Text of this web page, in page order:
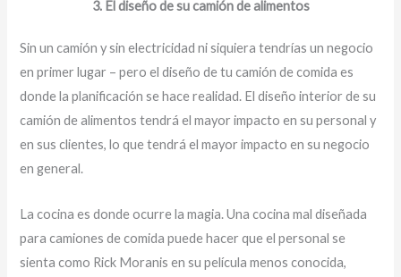
3. El diseño de su camión de alimentos
Sin un camión y sin electricidad ni siquiera tendrías un negocio
en primer lugar – pero el diseño de tu camión de comida es
donde la planificación se hace realidad. El diseño interior de su
camión de alimentos tendrá el mayor impacto en su personal y
en sus clientes, lo que tendrá el mayor impacto en su negocio
en general.
La cocina es donde ocurre la magia. Una cocina mal diseñada
para camiones de comida puede hacer que el personal se
sienta como Rick Moranis en su película menos conocida,